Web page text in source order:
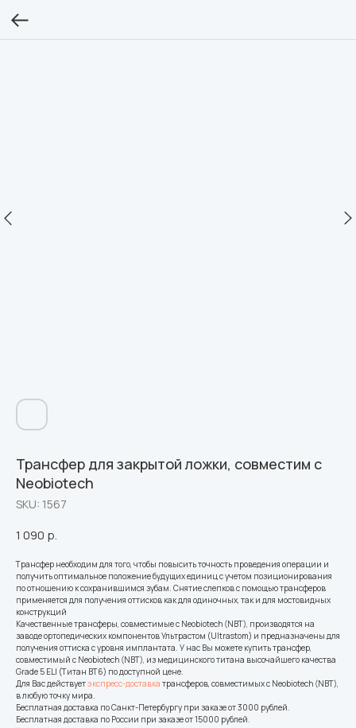
Трансфер для закрытой ложки, совместим с
Neobiotech
SKU: 1567
1 090 р.
Трансфер необходим для того, чтобы повысить точность проведения операции и
получить оптимальное положение будущих единиц с учетом позиционирования
по отношению к сохранившимся зубам. Снятие слепков с помощью трансферов
применяется для получения оттисков как для одиночных, так и для мостовидных
конструкций
Качественные трансферы, совместимые с Neobiotech (NBT), производятся на
заводе ортопедических компонентов Ультрастом (Ultrastom) и предназначены для
получения оттиска с уровня имплантата. У нас Вы можете купить трансфер,
совместимый с Neobiotech (NBT), из медицинского титана высочайшего качества
Grade 5 ELI (Титан ВТ6) по доступной цене.
Для Вас действуетэкспресс-доставка трансферов, совместимых с Neobiotech (NBT),
в любую точку мира.
Бесплатная доставка по Санкт-Петербургу при заказе от 3000 рублей.
Бесплатная доставка по России при заказе от 15000 рублей.